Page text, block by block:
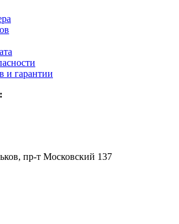
и гарантии
пр-т Московский 137